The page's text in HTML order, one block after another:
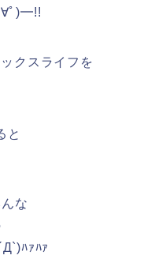
∀ﾟ)━!!
クスライフを
と
な
ﾊｧﾊｧ